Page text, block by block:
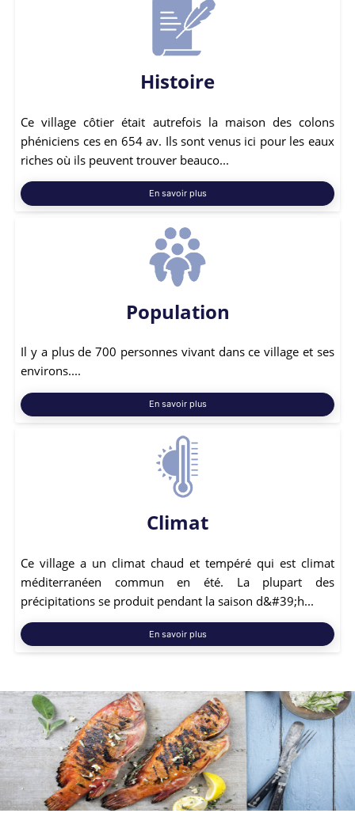
Histoire
Ce village côtier était autrefois la maison des colons
phéniciens ces en 654 av. Ils sont venus ici pour les eaux
riches où ils peuvent trouver beauco...
En savoir plus
Population
Il y a plus de 700 personnes vivant dans ce village et ses
environs....
En savoir plus
Climat
Ce village a un climat chaud et tempéré qui est climat
méditerranéen commun en été. La plupart des
précipitations se produit pendant la saison d&#39;h...
En savoir plus